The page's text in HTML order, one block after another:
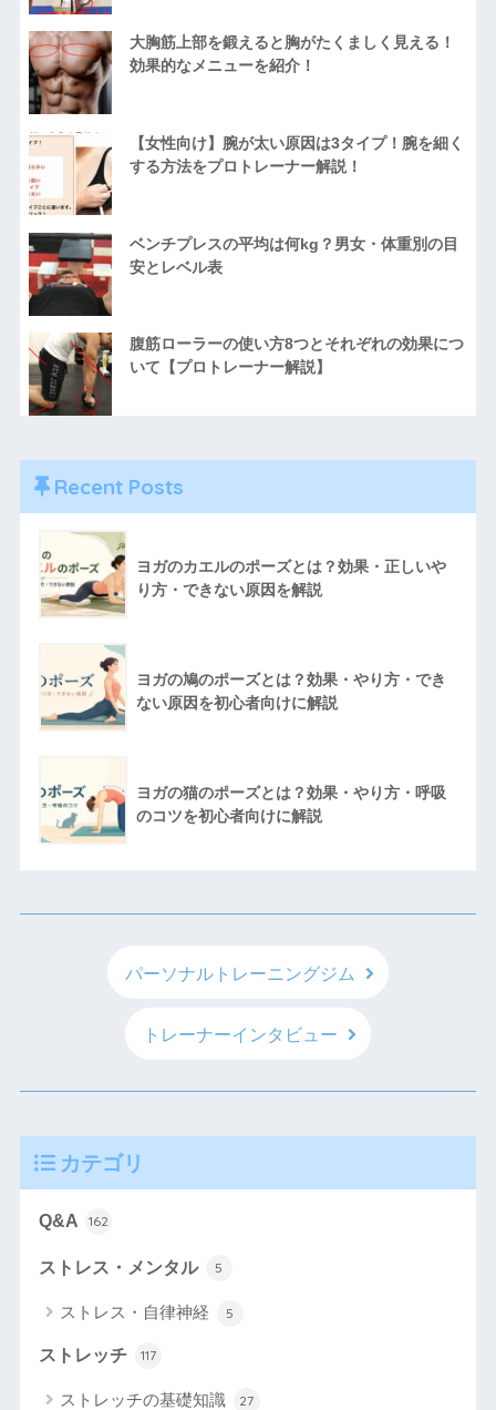
大胸筋上部を鍛えると胸がたくましく見える！
効果的なメニューを紹介！
【女性向け】腕が太い原因は3タイプ！腕を細く
する方法をプロトレーナー解説！
ベンチプレスの平均は何kg？男女・体重別の目
安とレベル表
腹筋ローラーの使い方8つとそれぞれの効果につ
いて【プロトレーナー解説】
Recent Posts
ヨガのカエルのポーズとは？効果・正しいや
り方・できない原因を解説
ヨガの鳩のポーズとは？効果・やり方・でき
ない原因を初心者向けに解説
ヨガの猫のポーズとは？効果・やり方・呼吸
のコツを初心者向けに解説
パーソナルトレーニングジム
トレーナーインタビュー
カテゴリ
Q&A 162
ストレス・メンタル 5
ストレス・自律神経 5
ストレッチ 117
ストレッチの基礎知識 27